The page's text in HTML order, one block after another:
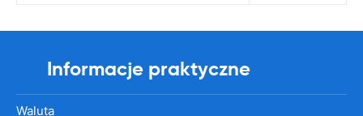
Informacje praktyczne
Waluta